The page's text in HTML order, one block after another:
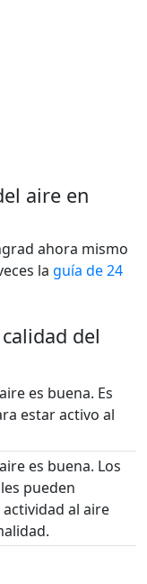
aire en
ahora mismo
la guía de 24
del
es buena. Es
estar activo al
es buena. Los
pueden
al aire